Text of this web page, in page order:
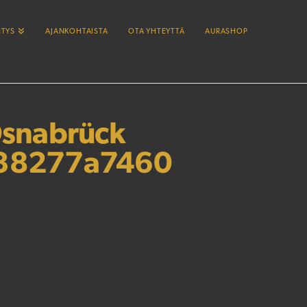
AJANKOHTAISTA OTA YHTEYTTÄ AURASHOP